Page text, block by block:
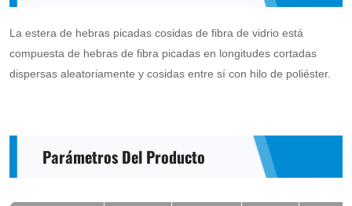
La estera de hebras picadas cosidas de fibra de vidrio está
compuesta de hebras de fibra picadas en longitudes cortadas
dispersas aleatoriamente y cosidas entre sí con hilo de poliéster.
Parámetros Del Producto